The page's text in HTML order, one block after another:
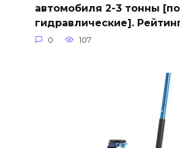
автомобиля 2-3 тонны
гидравлические].
0 107